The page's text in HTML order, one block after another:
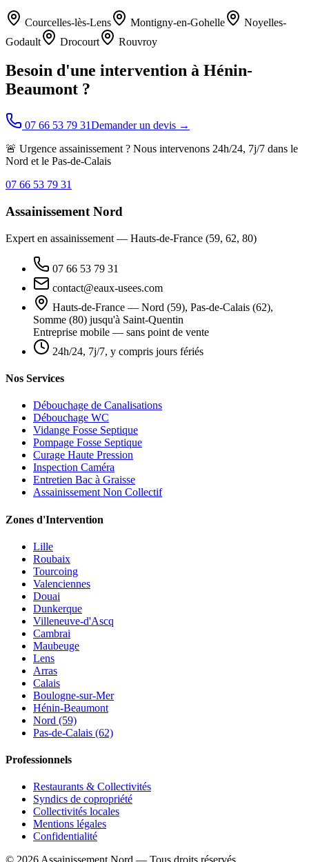
Courcelles-lès-Lens Montigny-en-Gohelle
Noyelles-
Godault
Drocourt Rouvroy
Besoin d'une intervention à Hénin-
Beaumont ?
07 66 53 79 31Demander un devis →
🚨 Urgence assainissement ? Nous intervenons 24h/24, 7j/7 dans le
Nord et le Pas-de-Calais
07 66 53 79 31
Assainissement Nord
Expert en assainissement — Hauts-de-France (59, 62, 80)
07 66 53 79 31
contact@eaux-usees.com
Hauts-de-France — Nord (59), Pas-de-Calais (62),
Somme (80) jusqu'à Saint-Quentin
Entreprise mobile — sans point de vente
24h/24, 7j/7, y compris jours fériés
Nos Services
Débouchage de Canalisations
Débouchage WC
Vidange Fosse Septique
Pompage Fosse Septique
Curage Haute Pression
Inspection Caméra
Entretien Bac à Graisse
Assainissement Non Collectif
Zones d'Intervention
Lille
Roubaix
Tourcoing
Valenciennes
Douai
Dunkerque
Villeneuve-d'Ascq
Cambrai
Maubeuge
Lens
Arras
Calais
Boulogne-sur-Mer
Hénin-Beaumont
Nord (59)
Pas-de-Calais (62)
Professionnels
Restaurants & Collectivités
Syndics de copropriété
Collectivités locales
Mentions légales
Confidentialité